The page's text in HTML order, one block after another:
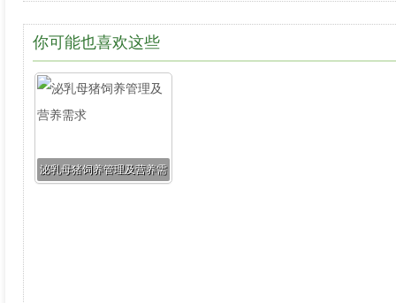
你可能也喜欢这些
泌乳母猪饲养管理及营养需